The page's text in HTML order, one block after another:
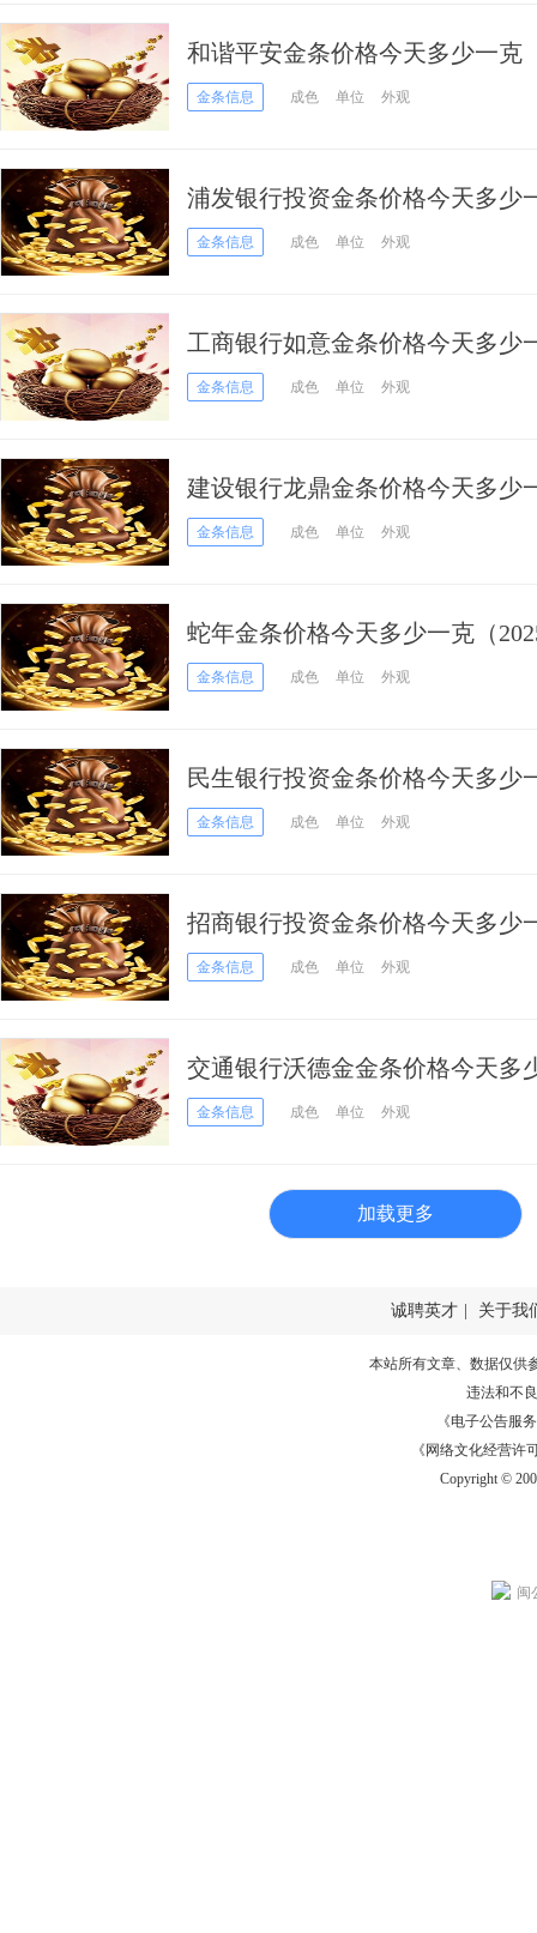
和谐平安金条价格今天多少一克
金条信息 成色 单位 外观
浦发银行投资金条价格今天多少
金条信息 成色 单位 外观
工商银行如意金条价格今天多少
金条信息 成色 单位 外观
建设银行龙鼎金条价格今天多少
金条信息 成色 单位 外观
蛇年金条价格今天多少一克（
金条信息 成色 单位 外观
民生银行投资金条价格今天多少
金条信息 成色 单位 外观
招商银行投资金条价格今天多少
金条信息 成色 单位 外观
交通银行沃德金金条价格今天多
日）
金条信息 成色 单位 外观
加载更多
诚聘英才 关于我
本站所有文章、数据仅供
违法和不
《电子公告服务
《网络文化经营许
Copyright ©
闽